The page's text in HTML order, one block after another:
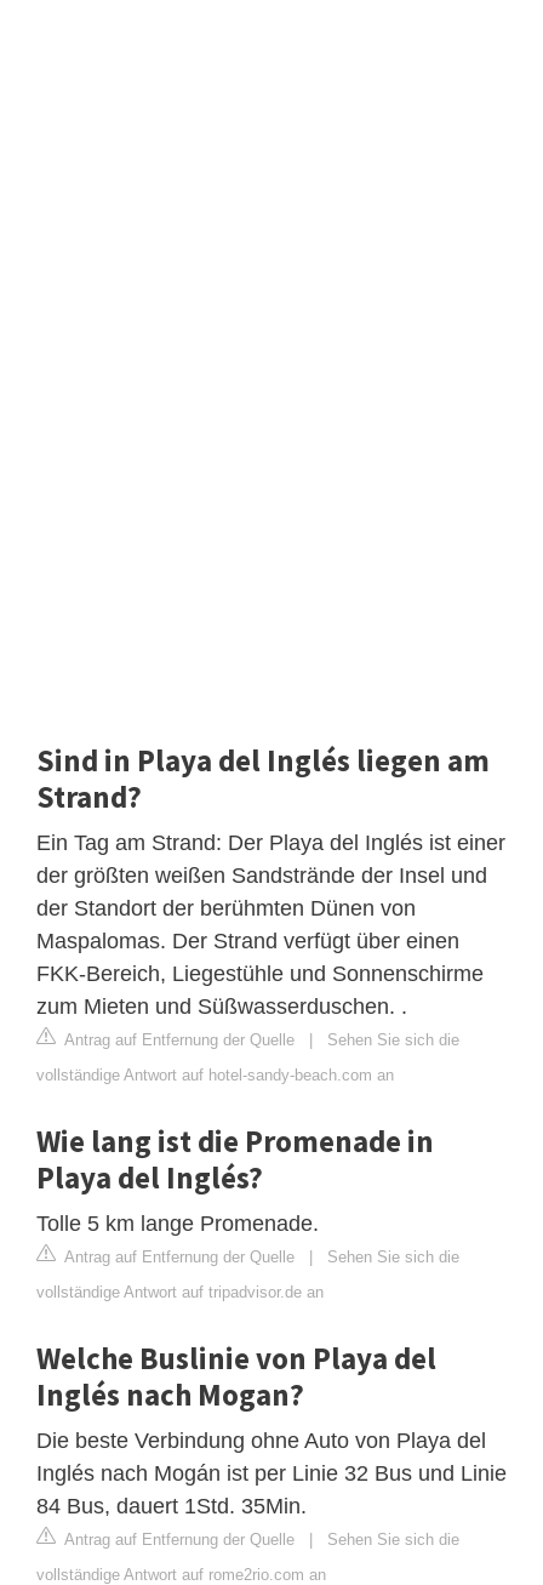
Sind in Playa del Inglés liegen am
Strand?
Ein Tag am Strand: Der Playa del Inglés ist einer
der größten weißen Sandstrände der Insel und
der Standort der berühmten Dünen von
Maspalomas. Der Strand verfügt über einen
FKK-Bereich, Liegestühle und Sonnenschirme
zum Mieten und Süßwasserduschen. .
Antrag auf Entfernung der Quelle | Sehen Sie sich die
vollständige Antwort auf hotel-sandy-beach.com an
Wie lang ist die Promenade in
Playa del Inglés?
Tolle 5 km lange Promenade.
Antrag auf Entfernung der Quelle | Sehen Sie sich die
vollständige Antwort auf tripadvisor.de an
Welche Buslinie von Playa del
Inglés nach Mogan?
Die beste Verbindung ohne Auto von Playa del
Inglés nach Mogán ist per Linie 32 Bus und Linie
84 Bus, dauert 1Std. 35Min.
Antrag auf Entfernung der Quelle | Sehen Sie sich die
vollständige Antwort auf rome2rio.com an